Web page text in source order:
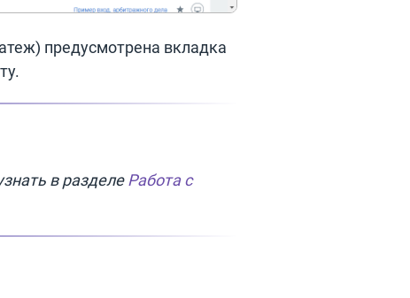
предусмотрена вкладка
в разделеРабота с